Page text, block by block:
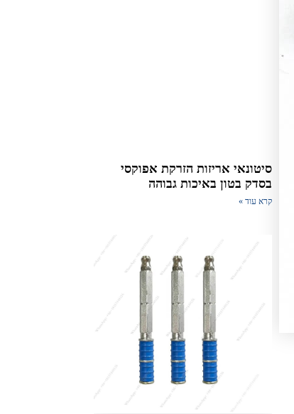
סיטונאי אריזות הזרקת אפוקסי
בסדק בטון באיכות גבוהה
קרא עוד »